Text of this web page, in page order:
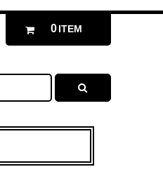
0 ITEM